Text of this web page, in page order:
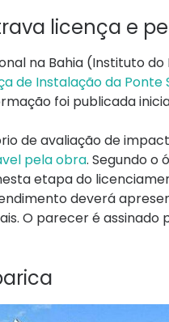
licença e
na Bahia (Instituto
de Instalação da
foi publicada
de avaliação de
pela obra. Segundo o
etapa do
deverá
O parecer é